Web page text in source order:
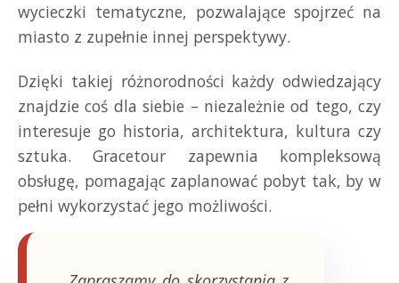
wycieczki tematyczne, pozwalające spojrzeć na
miasto z zupełnie innej perspektywy.
Dzięki takiej różnorodności każdy odwiedzający
znajdzie coś dla siebie – niezależnie od tego, czy
interesuje go historia, architektura, kultura czy
sztuka. Gracetour zapewnia kompleksową
obsługę, pomagając zaplanować pobyt tak, by w
pełni wykorzystać jego możliwości.